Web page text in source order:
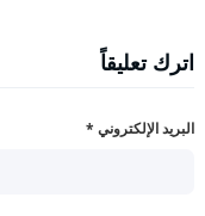
اترك تعليقاً
البريد الإلكتروني *